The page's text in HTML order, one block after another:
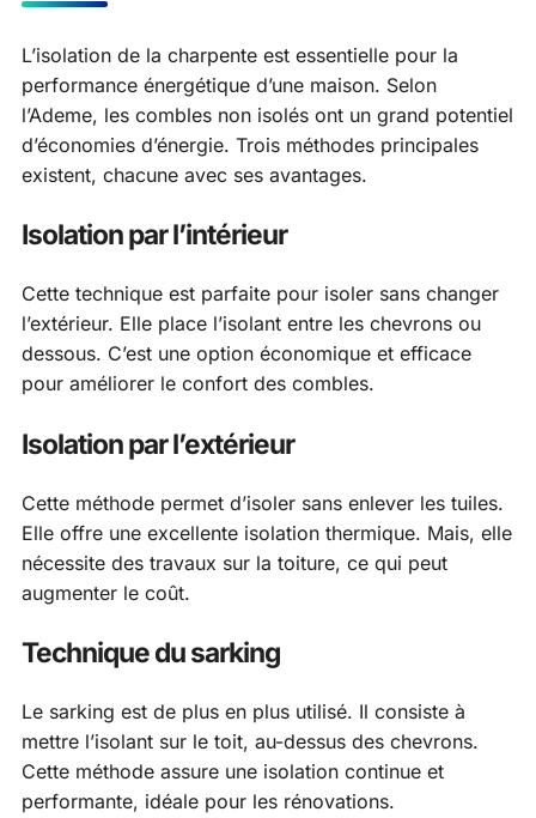
L’isolation de la charpente est essentielle pour la
performance énergétique d’une maison. Selon
l’Ademe, les combles non isolés ont un grand potentiel
d’économies d’énergie. Trois méthodes principales
existent, chacune avec ses avantages.
Isolation par l’intérieur
Cette technique est parfaite pour isoler sans changer
l’extérieur. Elle place l’isolant entre les chevrons ou
dessous. C’est une option économique et efficace
pour améliorer le confort des combles.
Isolation par l’extérieur
Cette méthode permet d’isoler sans enlever les tuiles.
Elle offre une excellente isolation thermique. Mais, elle
nécessite des travaux sur la toiture, ce qui peut
augmenter le coût.
Technique du sarking
Le sarking est de plus en plus utilisé. Il consiste à
mettre l’isolant sur le toit, au-dessus des chevrons.
Cette méthode assure une isolation continue et
performante, idéale pour les rénovations.